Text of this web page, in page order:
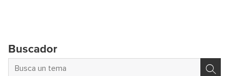
Buscador